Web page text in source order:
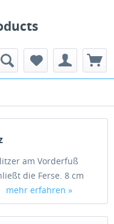
am Vorderfuß
die Ferse. 8 cm
mehr erfahren »